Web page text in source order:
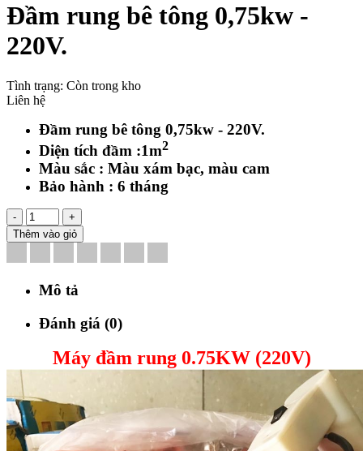
Đầm rung bê tông 0,75kw -
220V.
Tình trạng: Còn trong kho
Liên hệ
Đầm rung bê tông 0,75kw - 220V.
Diện tích đầm :1m2
Màu sắc : Màu xám bạc, màu cam
Bảo hành : 6 tháng
-
+
Thêm vào giỏ
Mô tả
Đánh giá (0)
Máy đầm rung 0.75KW (220V)